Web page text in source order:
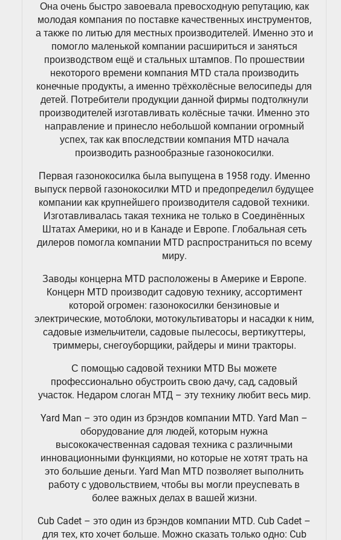
Она очень быстро завоевала превосходную репутацию, как
молодая компания по поставке качественных инструментов,
а также по литью для местных производителей. Именно это и
помогло маленькой компании расшириться и заняться
производством ещё и стальных штампов. По прошествии
некоторого времени компания MTD стала производить
конечные продукты, а именно трёхколёсные велосипеды для
детей. Потребители продукции данной фирмы подтолкнули
производителей изготавливать колёсные тачки. Именно это
направление и принесло небольшой компании огромный
успех, так как впоследствии компания MTD начала
производить разнообразные газонокосилки.
Первая газонокосилка была выпущена в 1958 году. Именно
выпуск первой газонокосилки MTD и предопределил будущее
компании как крупнейшего производителя садовой техники.
Изготавливалась такая техника не только в Соединённых
Штатах Америки, но и в Канаде и Европе. Глобальная сеть
дилеров помогла компании MTD распространиться по всему
миру.
Заводы концерна MTD расположены в Америке и Европе.
Концерн MTD производит садовую технику, ассортимент
которой огромен: газонокосилки бензиновые и
электрические, мотоблоки, мотокультиваторы и насадки к ним,
садовые измельчители, садовые пылесосы, вертикуттеры,
триммеры, снегоуборщики, райдеры и мини тракторы.
С помощью садовой техники MTD Вы можете
профессионально обустроить свою дачу, сад, садовый
участок. Недаром слоган МТД – эту технику любит весь мир.
Yard Man – это один из брэндов компании MTD. Yard Man –
оборудование для людей, которым нужна
высококачественная садовая техника с различными
инновационными функциями, но которые не хотят трать на
это большие деньги. Yard Man MTD позволяет выполнить
работу с удовольствием, чтобы вы могли преуспевать в
более важных делах в вашей жизни.
Cub Cadet – это один из брэндов компании MTD. Cub Cadet –
для тех, кто хочет больше. Можно сказать только одно: Cub